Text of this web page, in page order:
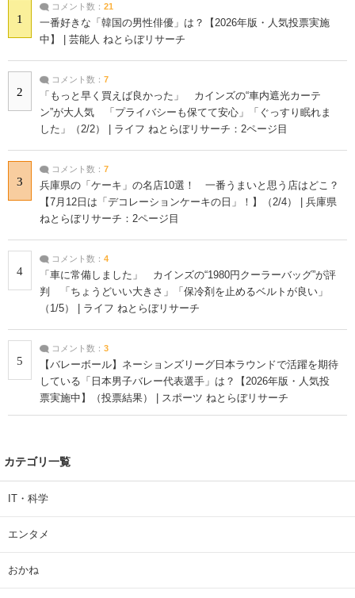
1
コメント数： 21
一番好きな「韓国の男性俳優」は？【2026年版・人気投票実施
中】 | 芸能人 ねとらぼリサーチ
2
コメント数： 7
「もっと早く買えば良かった」 カインズの“車内遮光カーテ
ン”が大人気 「プライバシーも保てて安心」「ぐっすり眠れま
した」（2/2） | ライフ ねとらぼリサーチ：2ページ目
3
コメント数： 7
兵庫県の「ケーキ」の名店10選！ 一番うまいと思う店はどこ？
【7月12日は「デコレーションケーキの日」！】（2/4） | 兵庫県
ねとらぼリサーチ：2ページ目
4
コメント数： 4
「車に常備しました」 カインズの“1980円クーラーバッグ”が評
判 「ちょうどいい大きさ」「保冷剤を止めるベルトが良い」
（1/5） | ライフ ねとらぼリサーチ
5
コメント数： 3
【バレーボール】ネーションズリーグ日本ラウンドで活躍を期待
している「日本男子バレー代表選手」は？【2026年版・人気投
票実施中】（投票結果） | スポーツ ねとらぼリサーチ
カテゴリ一覧
IT・科学
エンタメ
おかね